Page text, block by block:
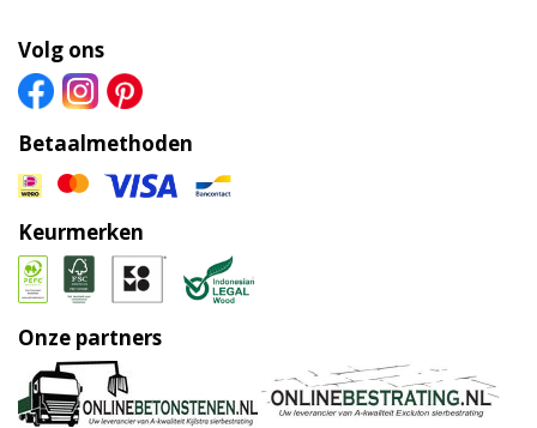
Volg ons
Betaalmethoden
Keurmerken
Onze partners